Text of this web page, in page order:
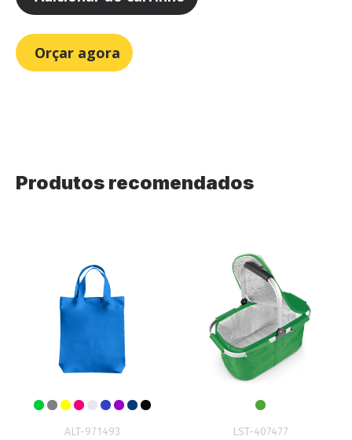
Orçar agora
Produtos recomendados
ALT-971493
LST-407477